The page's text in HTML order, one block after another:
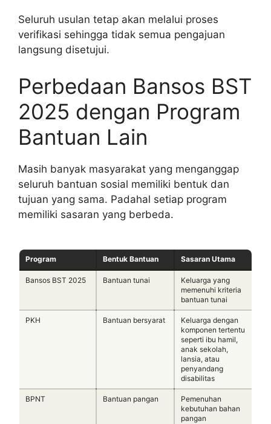
Seluruh usulan tetap akan melalui proses
verifikasi sehingga tidak semua pengajuan
langsung disetujui.
Perbedaan Bansos BST
2025 dengan Program
Bantuan Lain
Masih banyak masyarakat yang menganggap
seluruh bantuan sosial memiliki bentuk dan
tujuan yang sama. Padahal setiap program
memiliki sasaran yang berbeda.
Program Bentuk Bantuan Sasaran Utama
Bansos BST 2025 Bantuan tunai
Keluarga yang
memenuhi kriteria
bantuan tunai
PKH Bantuan bersyarat
Keluarga dengan
komponen tertentu
seperti ibu hamil,
anak sekolah,
lansia, atau
penyandang
disabilitas
BPNT Bantuan pangan
Pemenuhan
kebutuhan bahan
pangan